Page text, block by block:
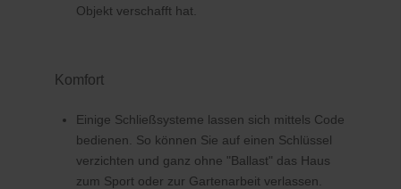
Objekt verschafft hat.
Komfort
Einige Schließsysteme lassen sich mittels Code
bedienen. So können Sie auf einen Schlüssel
verzichten und ganz ohne "Ballast" das Haus
zum Sport oder zur Gartenarbeit verlassen.